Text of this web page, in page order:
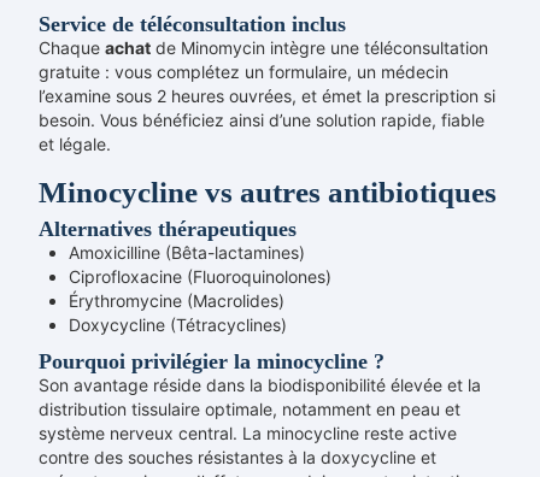
Service de téléconsultation inclus
Chaque achat de Minomycin intègre une téléconsultation
gratuite : vous complétez un formulaire, un médecin
l’examine sous 2 heures ouvrées, et émet la prescription si
besoin. Vous bénéficiez ainsi d’une solution rapide, fiable
et légale.
Minocycline vs autres antibiotiques
Alternatives thérapeutiques
Amoxicilline (Bêta-lactamines)
Ciprofloxacine (Fluoroquinolones)
Érythromycine (Macrolides)
Doxycycline (Tétracyclines)
Pourquoi privilégier la minocycline ?
Son avantage réside dans la biodisponibilité élevée et la
distribution tissulaire optimale, notamment en peau et
système nerveux central. La minocycline reste active
contre des souches résistantes à la doxycycline et